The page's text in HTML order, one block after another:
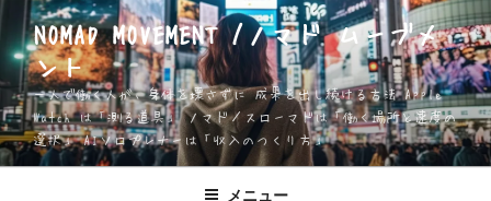
ン
テ
ン
ツ
へ
ス
NOMAD MOVEMENT /ノマド ムーブメ
ント
一人で働く人が、身体を壊さずに 成果を出し続ける方法 Apple
Watch は「測る道具」 ノマド／スローマドは「働く場所と速度の
選択」 AIソロプレナーは「収入のつくり方」
メニュー